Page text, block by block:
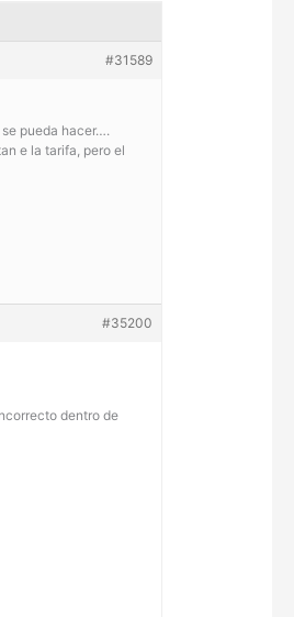
#31589
pueda hacer….
e la tarifa, pero el
#35200
dentro de